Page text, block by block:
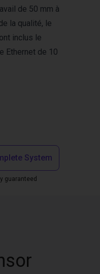
de 50 mm à
la qualité, le
inclus le
Ethernet de 10
System
guaranteed